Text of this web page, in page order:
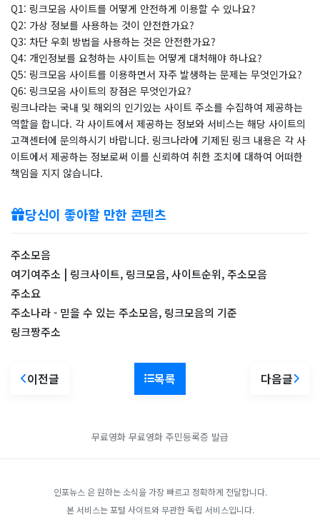
Q1: 링크모음 사이트를 어떻게 안전하게 이용할 수 있나요?
Q2: 가상 정보를 사용하는 것이 안전한가요?
Q3: 차단 우회 방법을 사용하는 것은 안전한가요?
Q4: 개인정보를 요청하는 사이트는 어떻게 대처해야 하나요?
Q5: 링크모음 사이트를 이용하면서 자주 발생하는 문제는 무엇인가요?
Q6: 링크모음 사이트의 장점은 무엇인가요?
링크나라는 국내 및 해외의 인기있는 사이트 주소를 수집하여 제공하는
역할을 합니다. 각 사이트에서 제공하는 정보와 서비스는 해당 사이트의
고객센터에 문의하시기 바랍니다. 링크나라에 기제된 링크 내용은 각 사
이트에서 제공하는 정보로써 이를 신뢰하여 취한 조치에 대하여 어떠한
책임을 지지 않습니다.
당신이 좋아할 만한 콘텐츠
주소모음
여기여주소 | 링크사이트, 링크모음, 사이트순위, 주소모음
주소요
주소나라 - 믿을 수 있는 주소모음, 링크모음의 기준
링크짱주소
이전글 목록 다음글
무료영화 무료영화 주민등록증 발급
인포뉴스 은 원하는 소식을 가장 빠르고 정확하게 전달합니다.
본 서비스는 포털 사이트와 무관한 독립 서비스입니다.